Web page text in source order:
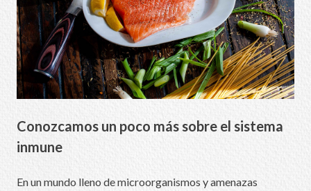
Conozcamos un poco más sobre el sistema
inmune
En un mundo lleno de microorganismos y amenazas